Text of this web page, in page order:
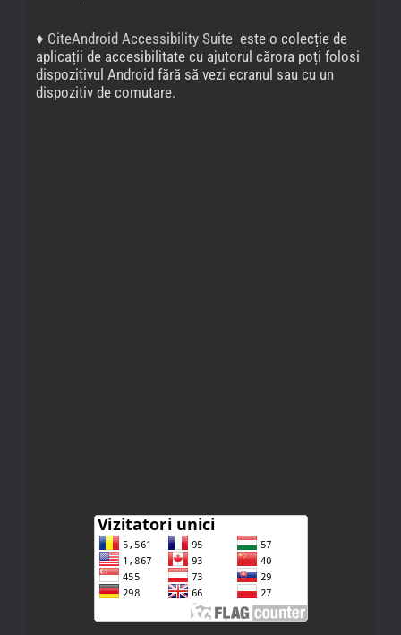
♦ CiteAndroid Accessibility Suite este o colecție de
aplicații de accesibilitate cu ajutorul cărora poți folosi
dispozitivul Android fără să vezi ecranul sau cu un
dispozitiv de comutare.